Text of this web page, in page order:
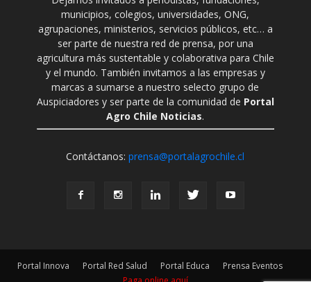
municipios, colegios, universidades, ONG,
agrupaciones, ministerios, servicios públicos, etc… a
ser parte de nuestra red de prensa, por una
agricultura más sustentable y colaborativa para Chile
y el mundo. También invitamos a las empresas y
marcas a sumarse a nuestro selecto grupo de
Auspiciadores y ser parte de la comunidad de Portal
Agro Chile Noticias.
Contáctanos:prensa@portalagrochile.cl
Portal Innova Portal Red Salud Portal Educa
Prensa Eventos